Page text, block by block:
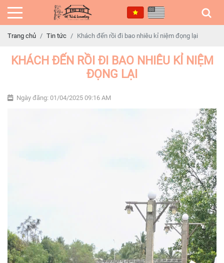
Trang chủ Tin tức Khách đến rồi đi bao nhiêu kỉ niệm đọng lại
KHÁCH ĐẾN RỒI ĐI BAO NHIÊU KỈ NIỆM
ĐỌNG LẠI
Ngày đăng: 01/04/2025 09:16 AM